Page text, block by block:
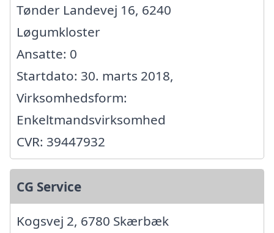
Tønder Landevej 16, 6240
Løgumkloster
Ansatte: 0
Startdato: 30. marts 2018,
Virksomhedsform:
Enkeltmandsvirksomhed
CVR: 39447932
CG Service
Kogsvej 2, 6780 Skærbæk